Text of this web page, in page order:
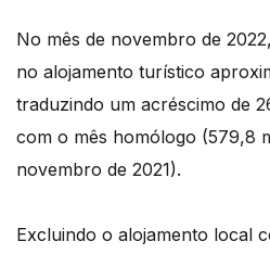
No mês de novembro de
no alojamento turístico
traduzindo um acréscimo de
com o mês homólogo (579,8
novembro de 2021).
Excluindo o alojamento local